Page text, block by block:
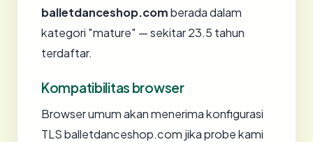
balletdanceshop.comberada dalam
kategori "mature" — sekitar 23.5 tahun
terdaftar.
Kompatibilitas browser
Browser umum akan menerima konfigurasi
TLS balletdanceshop.com jika probe kami